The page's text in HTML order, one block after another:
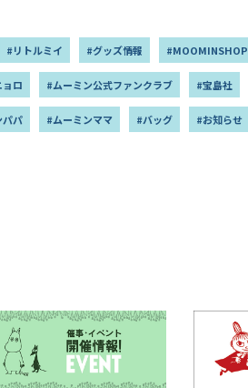
#リトルミイ #グッズ情報 #MOOMINSHOP
ロ #ムーミン公式ファンクラブ #宝島社
パパ #ムーミンママ #バッグ #お知らせ